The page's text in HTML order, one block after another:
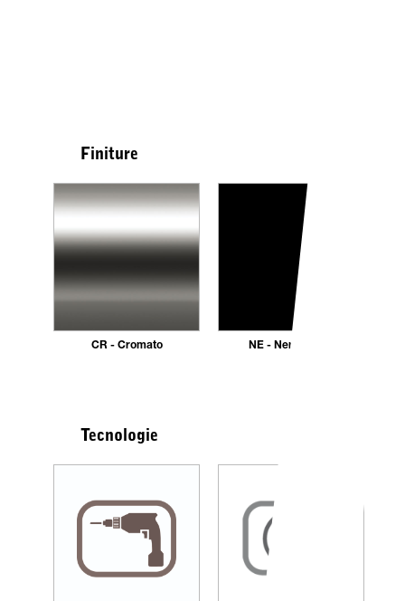
Finiture
CR - Cromato NE - Nero opaco
Tecnologie